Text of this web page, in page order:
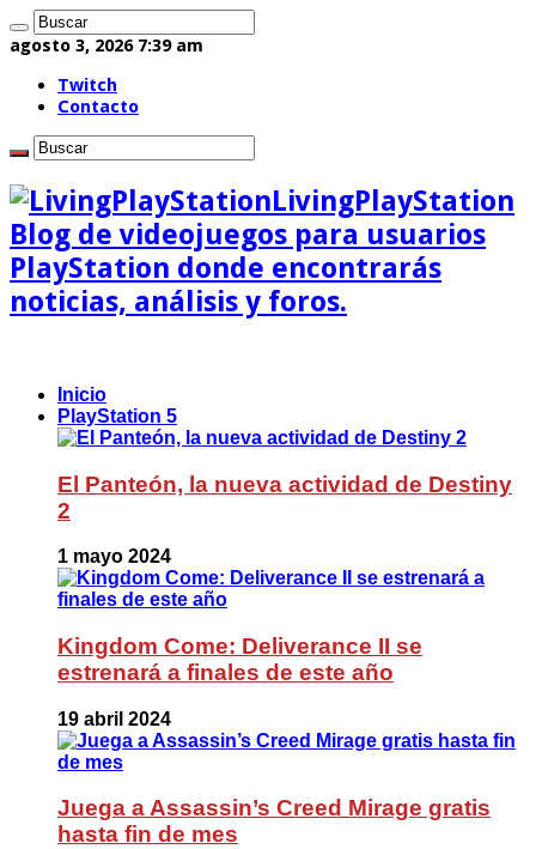
agosto 3, 2026 7:39 am
Twitch
Contacto
LivingPlayStation
Blog de videojuegos para usuarios
PlayStation donde encontrarás
noticias, análisis y foros.
Inicio
PlayStation 5
El Panteón, la nueva actividad de Destiny
2
1 mayo 2024
Kingdom Come: Deliverance II se
estrenará a finales de este año
19 abril 2024
Juega a Assassin’s Creed Mirage gratis
hasta fin de mes